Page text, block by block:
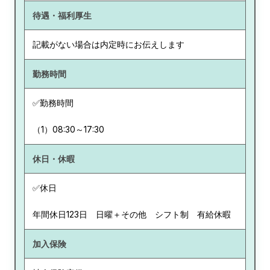
待遇・福利厚生
記載がない場合は内定時にお伝えします
勤務時間
✅勤務時間
（1）08:30～17:30
休日・休暇
✅休日
年間休日123日 日曜＋その他 シフト制 有給休暇
加入保険